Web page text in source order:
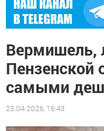
Вермишель,
Пензенской
самыми
23.04.2026, 16:43